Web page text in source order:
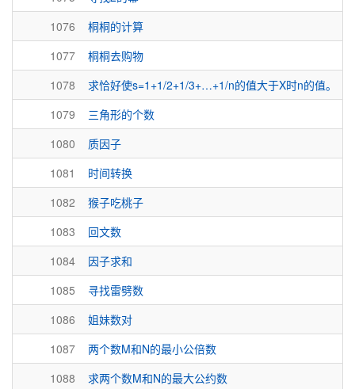
1076
桐桐的计算
1077
桐桐去购物
1078
求恰好使s=1+1/2+1/3+…+1/n的值大于X时n的值。
1079
三角形的个数
1080
质因子
1081
时间转换
1082
猴子吃桃子
1083
回文数
1084
因子求和
1085
寻找雷劈数
1086
姐妹数对
1087
两个数M和N的最小公倍数
1088
求两个数M和N的最大公约数